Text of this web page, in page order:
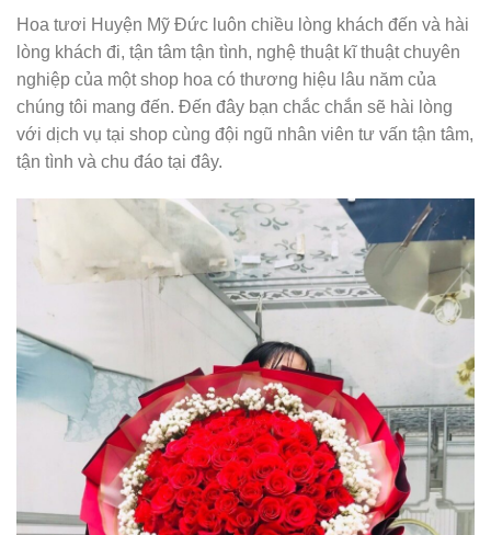
Hoa tươi Huyện Mỹ Đức luôn chiều lòng khách đến và hài
lòng khách đi, tận tâm tận tình, nghệ thuật kĩ thuật chuyên
nghiệp của một shop hoa có thương hiệu lâu năm của
chúng tôi mang đến. Đến đây bạn chắc chắn sẽ hài lòng
với dịch vụ tại shop cùng đội ngũ nhân viên tư vấn tận tâm,
tận tình và chu đáo tại đây.